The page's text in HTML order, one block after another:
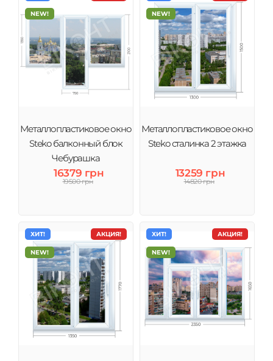
NEW!
Металлопластиковое окно
Steko балконный блок
Чебурашка
16379 грн
19500 грн
NEW!
Металлопластиковое окно
Steko сталинка 2 этажка
13259 грн
14820 грн
АКЦИЯ!
ХИТ!
NEW!
АКЦИЯ!
ХИТ!
NEW!